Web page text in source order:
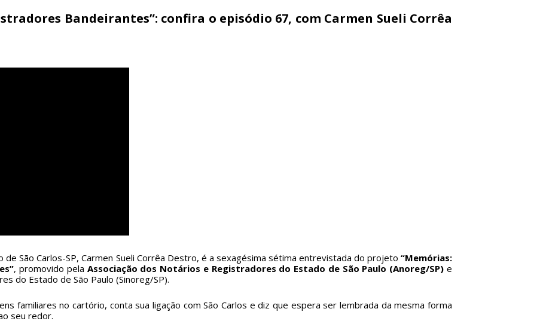
Bandeirantes”: confira o episódio 67, com Carmen Sueli Corrêa
de São Carlos-SP, Carmen Sueli Corrêa Destro, é a sexagésima sétima entrevistada do projeto “Memórias:
, promovido pela Associação dos Notários e Registradores do Estado de São Paulo (Anoreg/SP) e
do Estado de São Paulo (Sinoreg/SP).
familiares no cartório, conta sua ligação com São Carlos e diz que espera ser lembrada da mesma forma
seu redor.